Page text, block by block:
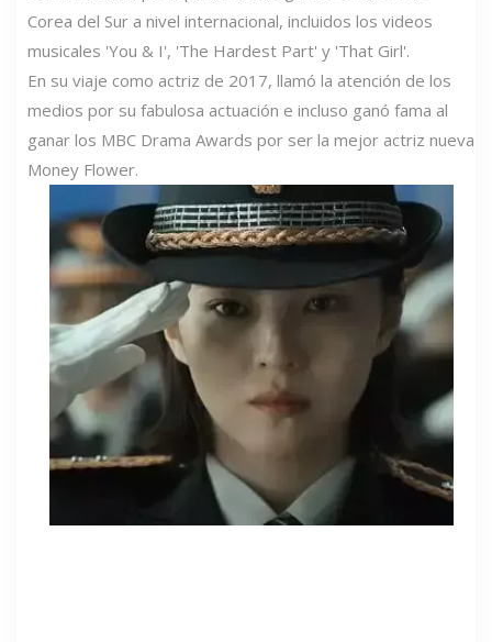
Corea del Sur a nivel internacional, incluidos los videos
musicales 'You & I', 'The Hardest Part' y 'That Girl'.
En su viaje como actriz de 2017, llamó la atención de los
medios por su fabulosa actuación e incluso ganó fama al
ganar los MBC Drama Awards por ser la mejor actriz nueva
Money Flower.